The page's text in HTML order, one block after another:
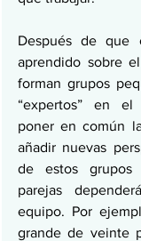
Después de que
aprendido sobre
forman grupos
“expertos” en
poner en común
añadir nuevas
de estos
parejas
equipo. Por
grande de veinte